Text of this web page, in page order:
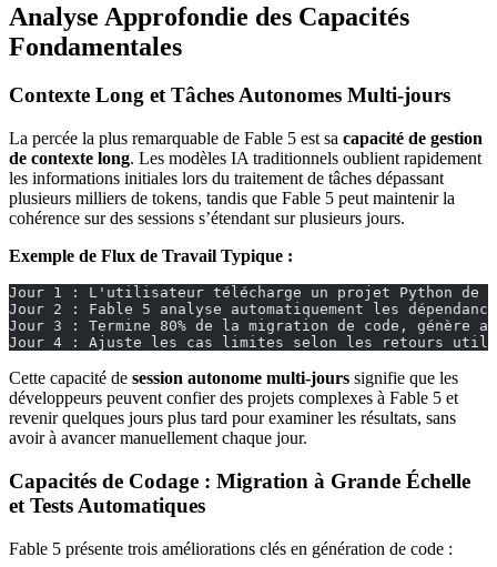
Analyse Approfondie des Capacités
Fondamentales
Contexte Long et Tâches Autonomes Multi-jours
La percée la plus remarquable de Fable 5 est sa capacité de gestion
de contexte long. Les modèles IA traditionnels oublient rapidement
les informations initiales lors du traitement de tâches dépassant
plusieurs milliers de tokens, tandis que Fable 5 peut maintenir la
cohérence sur des sessions s’étendant sur plusieurs jours.
Exemple de Flux de Travail Typique :
Jour 1 : L'utilisateur télécharge un projet Python de
Jour 2 : Fable 5 analyse automatiquement les
Jour 3 : Termine 80% de la migration de code, génère
Jour 4 : Ajuste les cas limites selon les retours
Cette capacité de session autonome multi-jours signifie que les
développeurs peuvent confier des projets complexes à Fable 5 et
revenir quelques jours plus tard pour examiner les résultats, sans
avoir à avancer manuellement chaque jour.
Capacités de Codage : Migration à Grande Échelle
et Tests Automatiques
Fable 5 présente trois améliorations clés en génération de code :